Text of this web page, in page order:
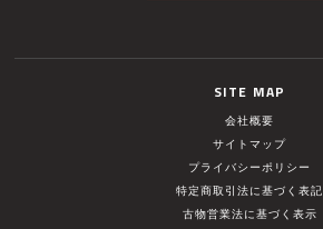
SITE MAP
会社概要
サイトマップ
プライバシーポリシー
特定商取引法に基づく表記
古物営業法に基づく表示